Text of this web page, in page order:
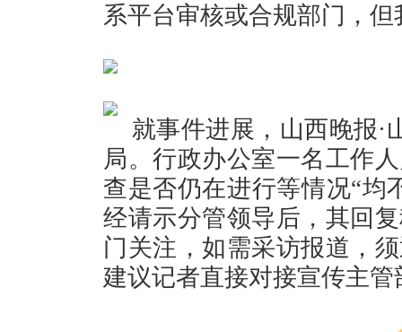
系平台审核或合规部门，
就事件进展，山西晚报·
局。行政办公室一名工作
查是否仍在进行等情况“均
经请示分管领导后，其回
门关注，如需采访报道，
建议记者直接对接宣传主